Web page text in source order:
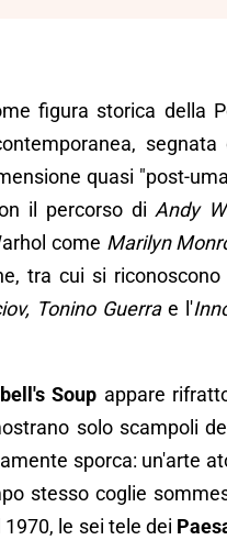
figura storica della
segnata
quasi "post-
il percorso di Andy
come Marilyn
tra cui si riconoscono
Tonino Guerrae l'
Soup appare
solo scampoli
sporca: un'arte
stesso coglie
1970, le sei tele dei